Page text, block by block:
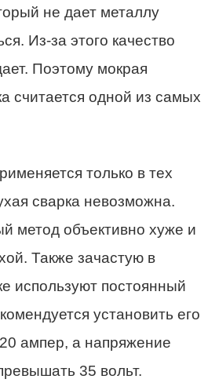
не дает металлу
Из-за этого качество
Поэтому мокрая
считается одной из самых
только в тех
сварка невозможна.
метод объективно хуже и
Также зачастую в
используют постоянный
установить его
ампер, а напряжение
35 вольт.